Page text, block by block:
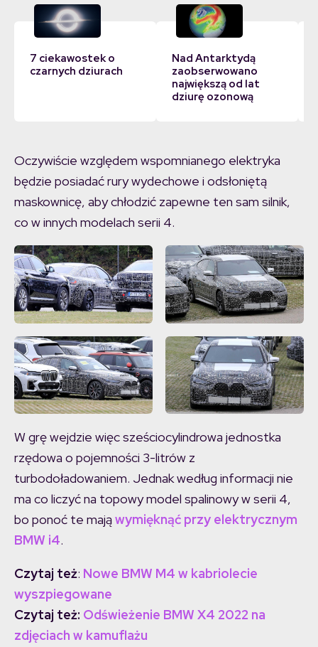
7 ciekawostek o
czarnych dziurach
Nad Antarktydą
zaobserwowano
największą od lat
dziurę ozonową
Oczywiście względem wspomnianego elektryka
będzie posiadać rury wydechowe i odsłoniętą
maskownicę, aby chłodzić zapewne ten sam silnik,
co w innych modelach serii 4.
W grę wejdzie więc sześciocylindrowa jednostka
rzędowa o pojemności 3-litrów z
turbodoładowaniem. Jednak według informacji nie
ma co liczyć na topowy model spalinowy w serii 4,
bo ponoć te mająwymięknąć przy elektrycznym
BMW i4.
Czytaj też: Nowe BMW M4 w kabriolecie
wyszpiegowane
Czytaj też: Odświeżenie BMW X4 2022 na
zdjęciach w kamuflażu